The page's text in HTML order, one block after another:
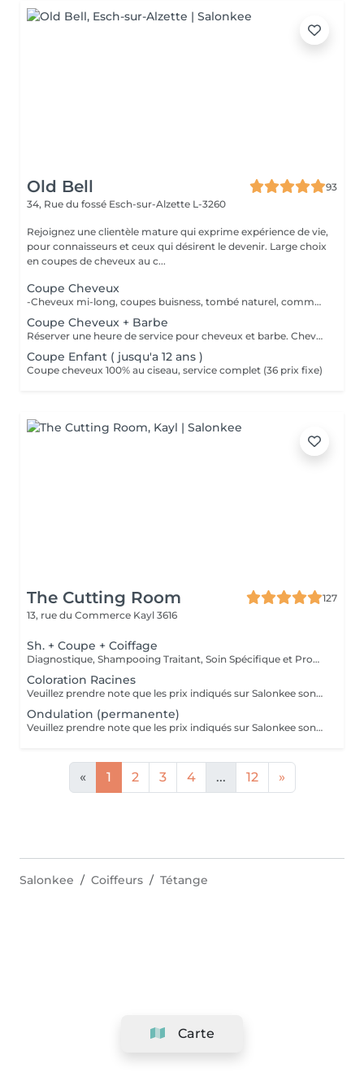
Old Bell
93
34, Rue du fossé Esch-sur-Alzette L-3260
Rejoignez une clientèle mature qui exprime expérience de vie,
pour connaisseurs et ceux qui désirent le devenir. Large choix
en coupes de cheveux au c...
Coupe Cheveux
-Cheveux mi-long, coupes buisness, tombé naturel, communiquez élégance -Cheveux courts, découvrez nos dégradés fait à main -Cheveux long, laissez vous conseillez, le sur mesure vous attend 100% CISEAU
Coupe Cheveux + Barbe
Réserver une heure de service pour cheveux et barbe. Cheveux 100% ciseau, barbe mix ciseaux / tondeuse.
Coupe Enfant ( jusqu'a 12 ans )
Coupe cheveux 100% au ciseau, service complet (36 prix fixe)
The Cutting Room
127
13, rue du Commerce Kayl 3616
Sh. + Coupe + Coiffage
Diagnostique, Shampooing Traitant, Soin Spécifique et Produits Coiffants inclus
Coloration Racines
Veuillez prendre note que les prix indiqués sur Salonkee sont communiqués à titre informatif et s'entendent de base. Ces derniers sont susceptibles de varier selon le diagnostic réalisé à votre arrivée au salon et l'expertise du professionnel à qui vous confiez votre beauté. Dans tous les cas, un devis précis vous sera proposé et toutes réalisations de prestations seront effectuées avec votre accord. Un grand merci d'avance pour votre compréhension. Au plaisir de vous recevoir très vite.
Ondulation (permanente)
Veuillez prendre note que les prix indiqués sur Salonkee sont communiqués à titre informatif et s'entendent de base. Ces derniers sont susceptibles de varier selon le diagnostic réalisé à votre arrivée au salon et l'expertise du professionnel à qui vous confiez votre beauté. Dans tous les cas, un devis précis vous sera proposé et toutes réalisations de prestations seront effectuées avec votre accord. Un grand merci d'avance pour votre compréhension. Au plaisir de vous recevoir très vite.
« 1 2 3 4 ... 12 »
Carte
Salonkee Coiffeurs Tétange